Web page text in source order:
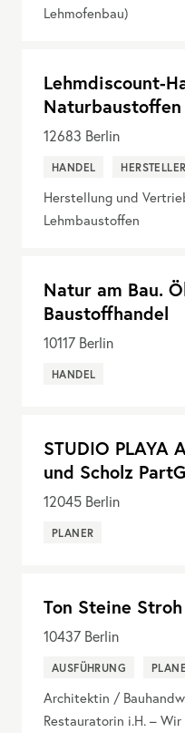
Lehmofenbau)
Lehmdiscount-
Naturbaustoffen
12683 Berlin
HANDEL HERSTELLER
Herstellung und
Lehmbaustoffen
Natur am Bau.
Baustoffhandel
10117 Berlin
HANDEL
STUDIO PLAYA
und Scholz
12045 Berlin
PLANER
Ton Steine Stroh
10437 Berlin
AUSFÜHRUNG
Architektin /
Restauratorin i.H. –